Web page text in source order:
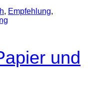
, Empfehlung,
und